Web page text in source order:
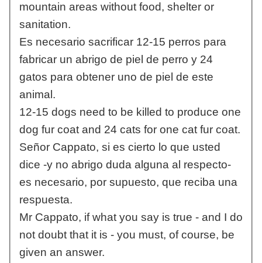
mountain areas without food, shelter or
sanitation.
Es necesario sacrificar 12-15 perros para
fabricar un abrigo de piel de perro y 24
gatos para obtener uno de piel de este
animal.
12-15 dogs need to be killed to produce one
dog fur coat and 24 cats for one cat fur coat.
Señor Cappato, si es cierto lo que usted
dice -y no abrigo duda alguna al respecto-
es necesario, por supuesto, que reciba una
respuesta.
Mr Cappato, if what you say is true - and I do
not doubt that it is - you must, of course, be
given an answer.